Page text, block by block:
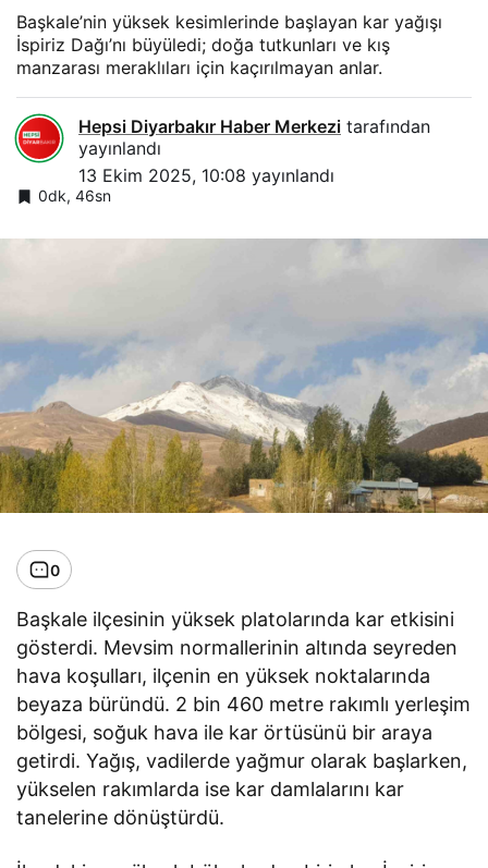
Başkale’nin yüksek kesimlerinde başlayan kar yağışı
İspiriz Dağı’nı büyüledi; doğa tutkunları ve kış
manzarası meraklıları için kaçırılmayan anlar.
Hepsi Diyarbakır Haber Merkezi tarafından
yayınlandı
13 Ekim 2025, 10:08 yayınlandı
0dk, 46sn
0
Başkale ilçesinin yüksek platolarında kar etkisini
gösterdi. Mevsim normallerinin altında seyreden
hava koşulları, ilçenin en yüksek noktalarında
beyaza büründü. 2 bin 460 metre rakımlı yerleşim
bölgesi, soğuk hava ile kar örtüsünü bir araya
getirdi. Yağış, vadilerde yağmur olarak başlarken,
yükselen rakımlarda ise kar damlalarını kar
tanelerine dönüştürdü.